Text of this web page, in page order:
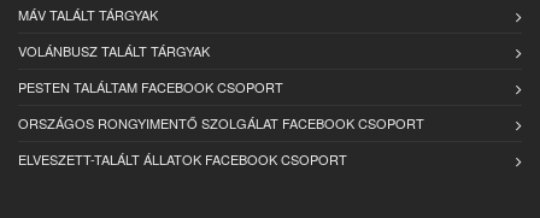
MÁV TALÁLT TÁRGYAK
VOLÁNBUSZ TALÁLT TÁRGYAK
PESTEN TALÁLTAM FACEBOOK CSOPORT
ORSZÁGOS RONGYIMENTŐ SZOLGÁLAT FACEBOOK CSOPORT
ELVESZETT-TALÁLT ÁLLATOK FACEBOOK CSOPORT